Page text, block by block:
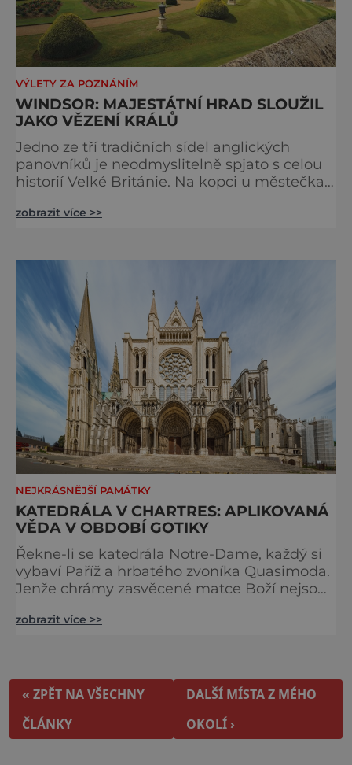
VÝLETY ZA POZNÁNÍM
WINDSOR: MAJESTÁTNÍ HRAD SLOUŽIL
JAKO VĚZENÍ KRÁLŮ
Jedno ze tří tradičních sídel anglických
panovníků je neodmyslitelně spjato s celou
historií Velké Británie. Na kopci u městečka
Londýna, se tyčí gigantická stavba,
chtěli komplex dobýt. Za bezmála 950 let
jeho existence z
zobrazit více >>
NEJKRÁSNĚJŠÍ PAMÁTKY
KATEDRÁLA V CHARTRES: APLIKOVANÁ
VĚDA V OBDOBÍ GOTIKY
Řekne-li se katedrála Notre-Dame, každý si
vybaví Paříž a hrbatého zvoníka Quasimoda.
Jenže chrámy zasvěcené matce Boží nejsou
obyvatelé města Rouen se mohou pochlubit
stavbou světa. Ovšem nejpůsobivější perlou
toho jména je ta, která se nachází v Chartres.
zobrazit více >>
« ZPĚT NA VŠECHNY
ČLÁNKY
DALŠÍ MÍSTA Z MÉHO
OKOLÍ ›